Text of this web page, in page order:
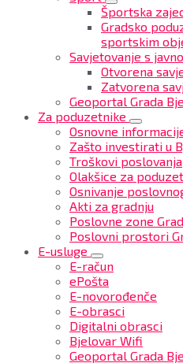
Športska
Gradsko
sportskim
Savjetovanje s
Otvorena
Zatvorena
Geoportal Grada
Za poduzetnike
Osnovne
Zašto investirati u
Troškovi poslovanja
Olakšice za
Osnivanje
Akti za gradnju
Poslovne zone
Poslovni prostori
E-usluge
E-račun
ePošta
E-novorođenče
E-obrasci
Digitalni obrasci
Bjelovar Wifi
Geoportal Grada